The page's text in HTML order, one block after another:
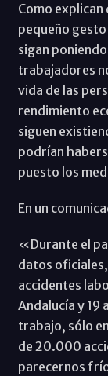
Como explican
pequeño
sigan
trabajadores
vida de las
rendimiento
siguen
podrían
puesto los
En un
«Durante el
datos
accidentes
Andalucía y 19
trabajo, sólo
de 20.000
parecernos